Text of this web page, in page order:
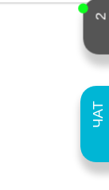
2
ЧАТ